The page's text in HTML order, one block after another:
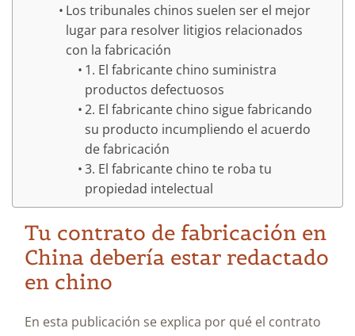
Los tribunales chinos suelen ser el mejor
lugar para resolver litigios relacionados
con la fabricación
1. El fabricante chino suministra
productos defectuosos
2. El fabricante chino sigue fabricando
su producto incumpliendo el acuerdo
de fabricación
3. El fabricante chino te roba tu
propiedad intelectual
Tu contrato de fabricación en
China debería estar redactado
en chino
En esta publicación se explica por qué el contrato